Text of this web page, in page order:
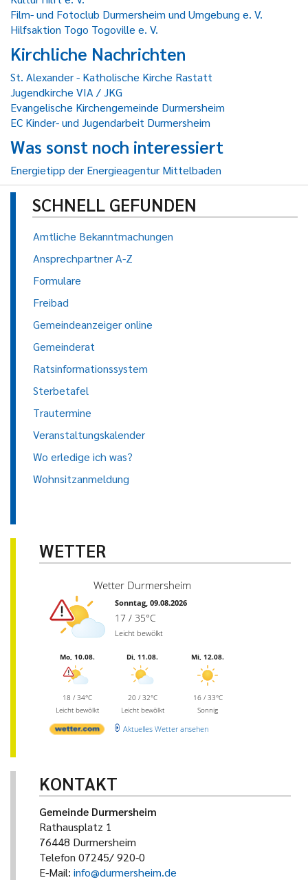
Film- und Fotoclub Durmersheim und Umgebung e. V.
Hilfsaktion Togo Togoville e. V.
Kirchliche Nachrichten
St. Alexander - Katholische Kirche Rastatt
Jugendkirche VIA / JKG
Evangelische Kirchengemeinde Durmersheim
EC Kinder- und Jugendarbeit Durmersheim
Was sonst noch interessiert
Energietipp der Energieagentur Mittelbaden
SCHNELL GEFUNDEN
Amtliche Bekanntmachungen
Ansprechpartner A-Z
Formulare
Freibad
Gemeindeanzeiger online
Gemeinderat
Ratsinformationssystem
Sterbetafel
Trautermine
Veranstaltungskalender
Wo erledige ich was?
Wohnsitzanmeldung
WETTER
Wetter Durmersheim
Sonntag, 09.08.2026
17 / 35°C
Leicht bewölkt
Mo, 10.08.
18 / 34°C
Leicht bewölkt
Di, 11.08.
20 / 32°C
Leicht bewölkt
Mi, 12.08.
16 / 33°C
Sonnig
Aktuelles Wetter ansehen
KONTAKT
Gemeinde Durmersheim
Rathausplatz 1
76448 Durmersheim
Telefon 07245/ 920-0
E-Mail: info@durmersheim.de